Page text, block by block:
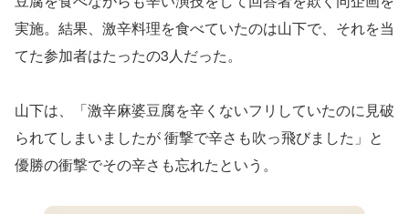
実施。結果、激辛料理を食べていたのは山下で、それを当
てた参加者はたったの3人だった。
山下は、「激辛麻婆豆腐を辛くないフリしていたのに見破
られてしまいましたが 衝撃で辛さも吹っ飛びました」と
優勝の衝撃でその辛さも忘れたという。